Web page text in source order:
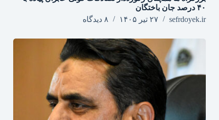
۴۰ درصد جان‌ باختگان
sefrdoyek.ir
۲۷ تیر ۱۴۰۵ ۸ دیدگاه